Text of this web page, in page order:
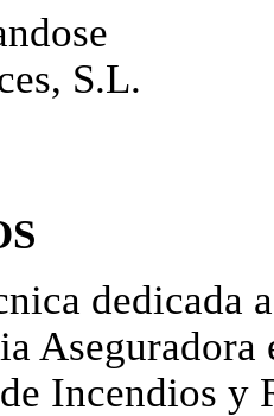
S.L.
dedicada
Aseguradora
Incendios y